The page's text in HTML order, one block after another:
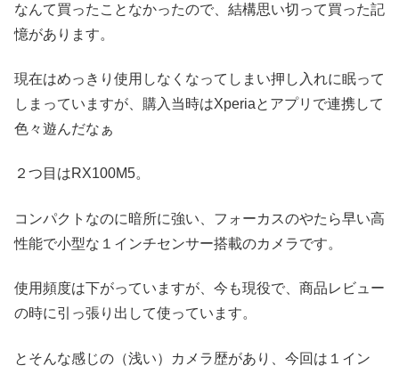
なんて買ったことなかったので、結構思い切って買った記
憶があります。
現在はめっきり使用しなくなってしまい押し入れに眠って
しまっていますが、購入当時はXperiaとアプリで連携して
色々遊んだなぁ
２つ目はRX100M5。
コンパクトなのに暗所に強い、フォーカスのやたら早い高
性能で小型な１インチセンサー搭載のカメラです。
使用頻度は下がっていますが、今も現役で、商品レビュー
の時に引っ張り出して使っています。
とそんな感じの（浅い）カメラ歴があり、今回は１イン